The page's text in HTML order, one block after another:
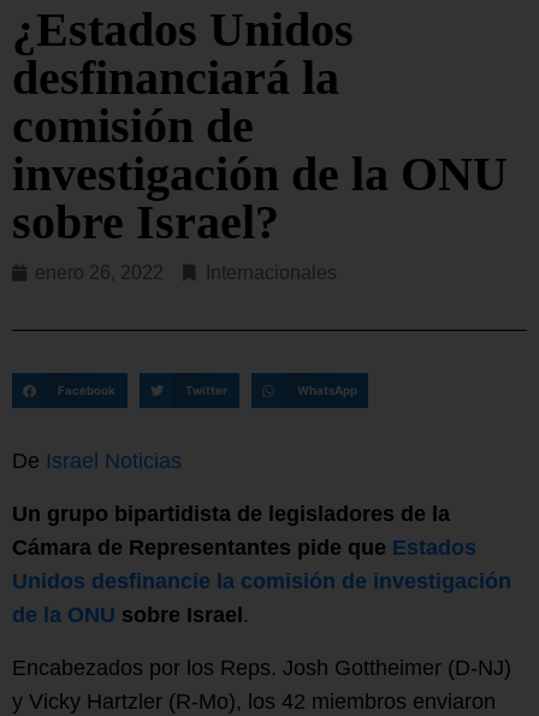
¿Estados Unidos
desfinanciará la
comisión de
investigación de la ONU
sobre Israel?
enero 26, 2022 Internacionales
Facebook Twitter WhatsApp
De Israel Noticias
Un grupo bipartidista de legisladores de la
Cámara de Representantes pide que Estados
Unidos desfinancie la comisión de investigación
de la ONU sobre Israel .
Encabezados por los Reps. Josh Gottheimer (D-NJ)
y Vicky Hartzler (R-Mo), los 42 miembros enviaron